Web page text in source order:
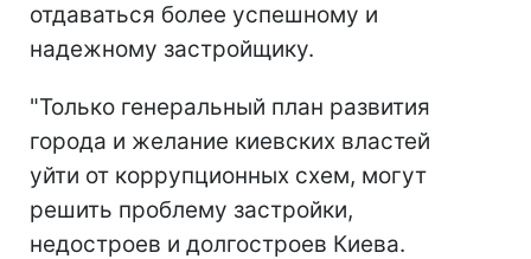
отдаваться более успешному и
надежному застройщику.
"Только генеральный план развития
города и желание киевских властей
уйти от коррупционных схем, могут
решить проблему застройки,
недостроев и долгостроев Киева.